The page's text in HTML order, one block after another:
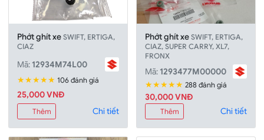
Phớt ghít xeSWIFT, ERTIGA,
CIAZ
Mã: 12934M74L00
★★★★★ 106 đánh giá
25,000 VNĐ
Thêm Chi tiết
Phớt ghít xeSWIFT, ERTIGA,
CIAZ, SUPER CARRY, XL7,
FRONX
Mã: 1293477M00000
★★★★★ 288 đánh giá
30,000 VNĐ
Thêm Chi tiết